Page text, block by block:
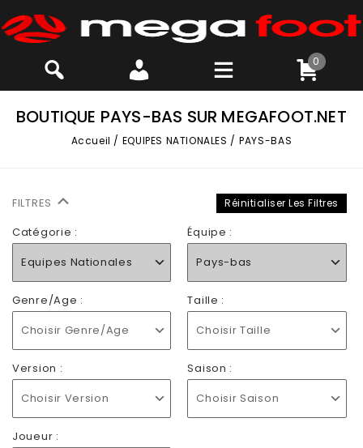
0
BOUTIQUE PAYS-BAS SUR MEGAFOOT.NET
Accueil / EQUIPES NATIONALES / PAYS-BAS
FILTRES Réinitialiser Les Filtres
Catégorie :
Equipes Nationales
Équipe :
Pays-bas
Genre/Age :
Choisir Genre/Age
Taille :
Choisir Taille
Version :
Choisir Version
Saison :
Choisir Saison
Joueur :